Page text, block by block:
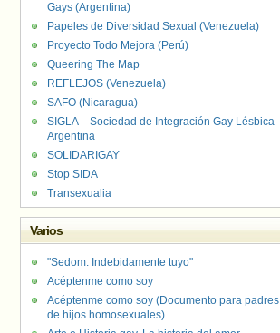
Gays (Argentina)
Papeles de Diversidad Sexual (Venezuela)
Proyecto Todo Mejora (Perú)
Queering The Map
REFLEJOS (Venezuela)
SAFO (Nicaragua)
SIGLA – Sociedad de Integración Gay Lésbica
Argentina
SOLIDARIGAY
Stop SIDA
Transexualia
Varios
"Sedom. Indebidamente tuyo"
Acéptenme como soy
Acéptenme como soy (Documento para padres
de hijos homosexuales)